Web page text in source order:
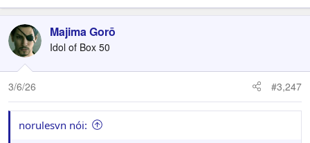
Majima Gorō
Idol of Box 50
3/6/26 #3,247
norulesvn nói: